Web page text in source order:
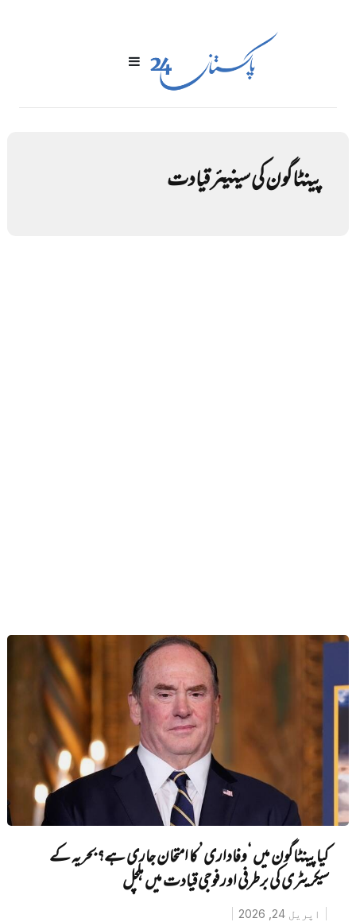
پینٹاگون کی سینیئر قیادت
کیا پینٹاگون میں ‘وفاداری’ کا امتحان جاری ہے؟ بحریہ کے
سیکریٹری کی برطرفی اور فوجی قیادت میں ہلچل
اپریل 24, 2026